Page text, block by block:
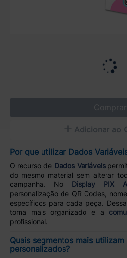
Comprar
Adicionar ao
Por que utilizar Dados
O recurso de Dados Variáveis
do mesmo material sem alterar
campanha. No Display PIX
personalização de QR Codes,
específicos para cada peça.
torna mais organizado e a
profissional.
Quais segmentos mais utilizam
personalizados?